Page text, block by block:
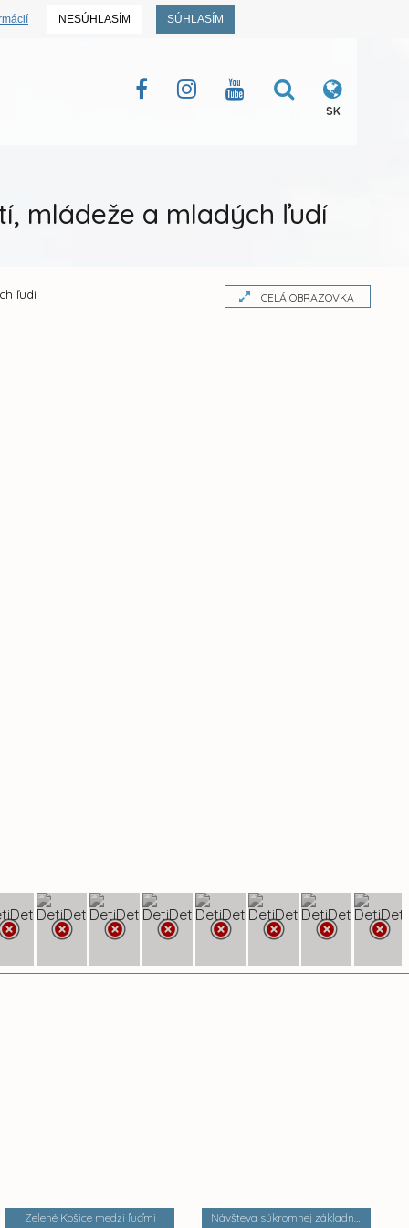
NESÚHLASÍM SÚHLASÍM
SK
mládeže a mladých ľudí
ľudí CELÁ OBRAZOVKA
Zelené Košice medzi ľuďmi Návšteva súkromnej základnej umeleckej školy Zádielska